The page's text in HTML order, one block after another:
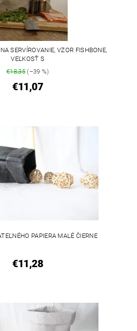
SERVÍROVANIE, VZOR FISHBONE,
VEĽKOSŤ S
€18,35(–39 %)
€11,07
PAPIERA MALÉ ČIERNE
€11,28